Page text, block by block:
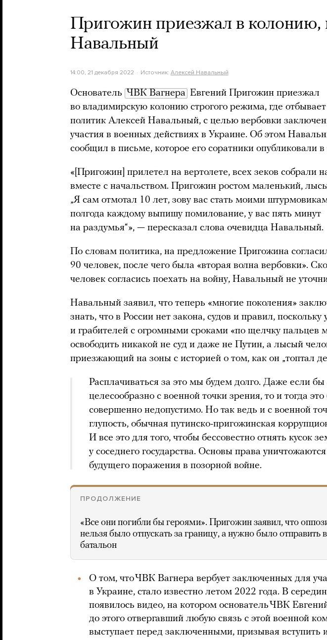
Пригожин приезжал в колонию,
Навальный
14:00, 21 декабря 2022 Источник: Алексей Навальный
Основатель ЧВК Вагнера Евгений Пригожин приезжал
во владимирскую колонию строгого режима, где
политик Алексей Навальный, с целью вербовки
участия в военных действиях в Украине. Об этом
сообщил в письме, которое его соратники опубликовали в
«[Пригожин] прилетел на вертолете, всех зеков собрали
вместе с начальством. Пригожин ростом маленький,
„Я сам отмотал 10 лет, зову вас стать моими
полгода каждому выпишу помилование, у вас пять минут
на раздумья“», — пересказал слова очевидца Навальный.
По словам политика, на предложение Пригожина
90 человек, после чего была «вторая волна вербовки».
человек согласись поехать на войну, Навальный не
Навальный заявил, что теперь «многие поколения»
знать, что в России нет закона, судов и правил, поскольку
и грабителей с огромными сроками «по щелчку пальцев
освободить никакой не суд и даже не Путин, а лысый
приезжающий на зоны с историей о том, как он „топтал
Расплачиваться за это мы будем долго. Даже если бы
целесообразно с военной точки зрения, то и тогда
совершенно недопустимо. Но так ведь и с военной
глупость, обычная путинско-пригожинская
И все это для того, чтобы бессовестно отнять кусок
у соседнего государства. Основы права
будущего поражения в позорной войне.
ПРОДОЛЖЕНИЕ
«Все они погибли бы героями». Пригожин заявил, что
нельзя было отпускать за границу, а нужно было отправить
батальон
О том, что ЧВК Вагнера вербует заключенных для
в Украине, стало известно летом 2022 года. В
появилось видео, на котором основатель ЧВК
до этого отвергавший любую связь с этой военной
выступает перед заключенными, призывая вступить